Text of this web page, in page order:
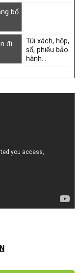
bổ
đi
Túi xách, hộp,
sổ, phiếu bảo
hành…